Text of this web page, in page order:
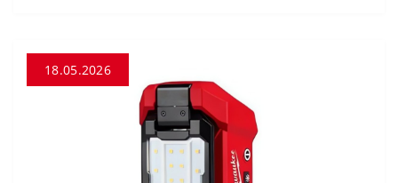
18.05.2026